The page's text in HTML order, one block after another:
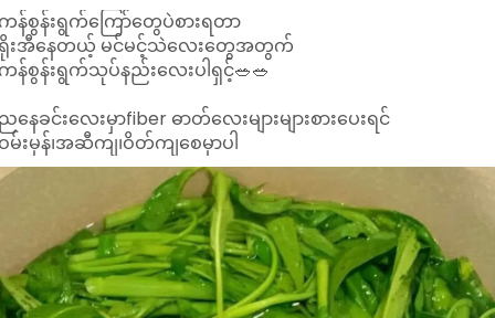
န်စွန်းရွက်ကြော်တွေပဲစားရတာ
းအီနေတယ့် မင်မင့်သဲလေးတွေအတွက်
န်စွန်းရွက်သုပ်နည်းလေးပါရှင့်🥗🥗
နေခင်းလေးမှာfiber ဓာတ်လေးများများစားပေးရင်
မ်းမှန်၊အဆီကျ၊ဝိတ်ကျစေမှာပါ